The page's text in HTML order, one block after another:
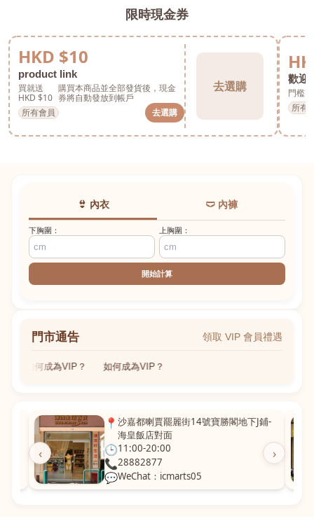
限時現金券
HKD $10
product link
買就送
HKD $10
購買本商品並全部發貨後，現金
券將自動發放到帳戶
所有會員
去選購
去選購
歡迎
門檻
所有
👙 內衣 🩲 內褲
下胸圍： 上胸圍：
開始計算
門市通告 領取 VIP 會員禮遇
如何成為VIP？ 如何成為VIP？
‹ ›
📍 沙嘉都喇賈罷麗街14號寶勝閣地下J鋪-
海皇飯店對面
🕒11:00-20:00
📞28882877
💬WeChat：icmarts05